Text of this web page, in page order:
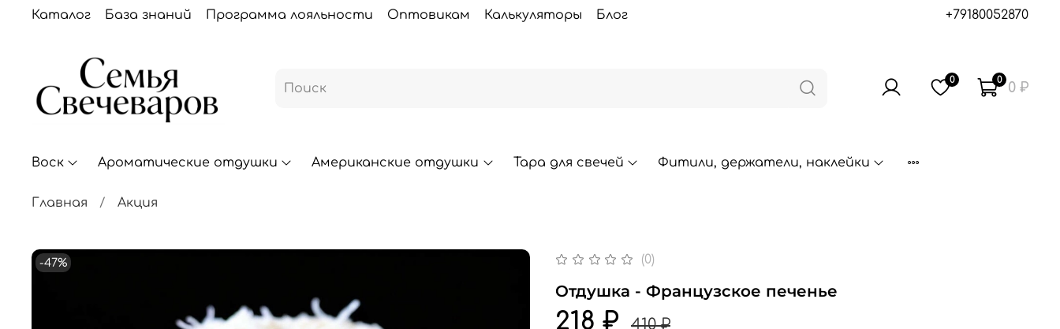
Каталог База знаний Программа лояльности Оптовикам Калькуляторы Блог +79180052870
0 0 0 ₽
Воск Ароматические отдушки Американские отдушки Тара для свечей Фитили, держатели, наклейки
Главная Акция
-47% (0)
Отдушка - Французское печенье
218 ₽ 410 ₽